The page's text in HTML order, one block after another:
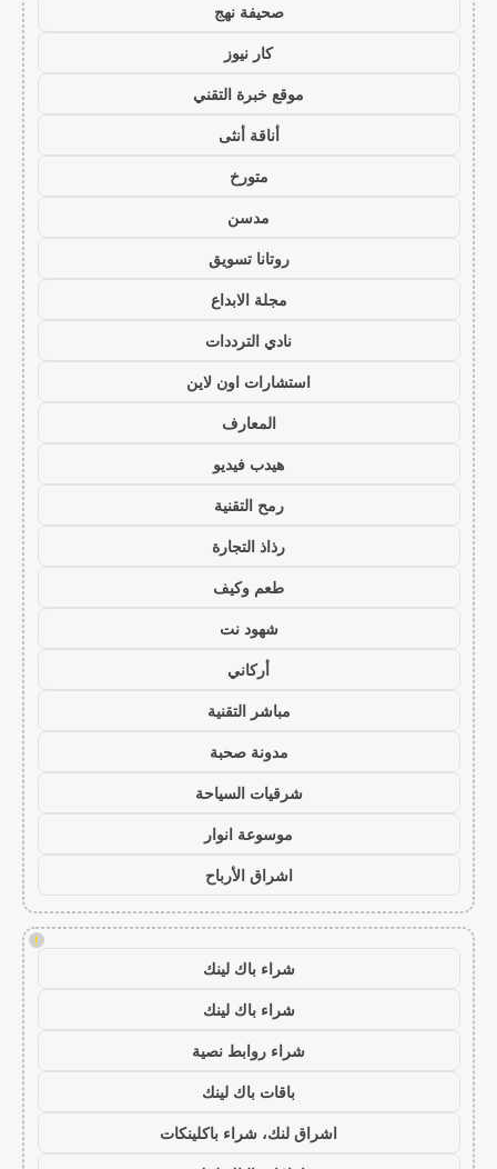
صحيفة نهج
كار نيوز
موقع خبرة التقني
أناقة أنثى
متورخ
مدسن
روتانا تسويق
مجلة الابداع
نادي الترددات
استشارات اون لاين
المعارف
هيدب فيديو
رمح التقنية
رذاذ التجارة
طعم وكيف
شهود نت
أركاني
مباشر التقنية
مدونة صحبة
شرقيات السياحة
موسوعة انوار
اشراق الأرباح
!
شراء باك لينك
شراء باك لينك
شراء روابط نصية
باقات باك لينك
اشراق لنك، شراء باكلينكات